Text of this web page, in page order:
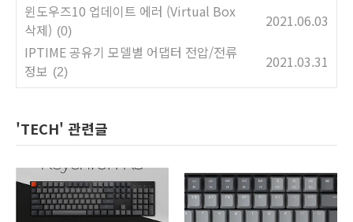
윈도우즈10 업데이트 에러 (Virtual Box
삭제) (0)
2021.06.03
IPTIME 공유기 모델별 어댑터 전압/전류
정보 (2)
2021.03.31
'TECH' 관련글